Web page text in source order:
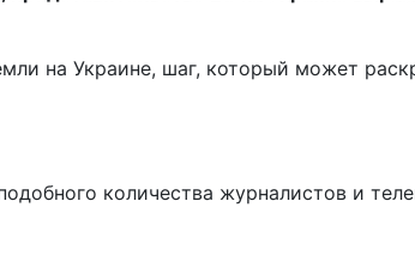
на Украине, шаг, который может
количества журналистов и